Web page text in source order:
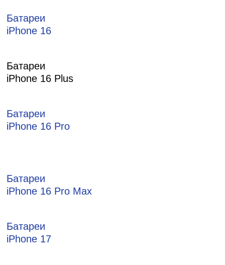
Батареи
iPhone 16
Батареи
iPhone 16 Plus
Батареи
iPhone 16 Pro
Батареи
iPhone 16 Pro Max
Батареи
iPhone 17